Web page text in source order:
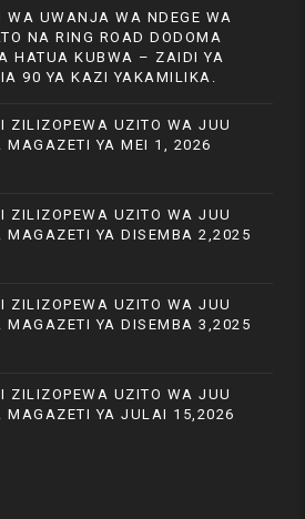
WA UWANJA WA NDEGE WA
NA RING ROAD DODOMA
HATUA KUBWA – ZAIDI YA
90 YA KAZI YAKAMILIKA.
ZILIZOPEWA UZITO WA JUU
MAGAZETI YA MEI 1, 2026
ZILIZOPEWA UZITO WA JUU
MAGAZETI YA DISEMBA 2,2025
ZILIZOPEWA UZITO WA JUU
MAGAZETI YA DISEMBA 3,2025
ZILIZOPEWA UZITO WA JUU
MAGAZETI YA JULAI 15,2026